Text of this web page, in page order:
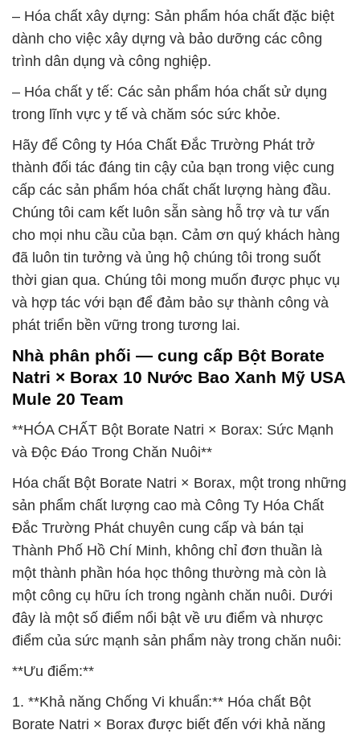
– Hóa chất xây dựng: Sản phẩm hóa chất đặc biệt
dành cho việc xây dựng và bảo dưỡng các công
trình dân dụng và công nghiệp.
– Hóa chất y tế: Các sản phẩm hóa chất sử dụng
trong lĩnh vực y tế và chăm sóc sức khỏe.
Hãy để Công ty Hóa Chất Đắc Trường Phát trở
thành đối tác đáng tin cậy của bạn trong việc cung
cấp các sản phẩm hóa chất chất lượng hàng đầu.
Chúng tôi cam kết luôn sẵn sàng hỗ trợ và tư vấn
cho mọi nhu cầu của bạn. Cảm ơn quý khách hàng
đã luôn tin tưởng và ủng hộ chúng tôi trong suốt
thời gian qua. Chúng tôi mong muốn được phục vụ
và hợp tác với bạn để đảm bảo sự thành công và
phát triển bền vững trong tương lai.
Nhà phân phối — cung cấp Bột Borate
Natri × Borax 10 Nước Bao Xanh Mỹ USA
Mule 20 Team
**HÓA CHẤT Bột Borate Natri × Borax: Sức Mạnh
và Độc Đáo Trong Chăn Nuôi**
Hóa chất Bột Borate Natri × Borax, một trong những
sản phẩm chất lượng cao mà Công Ty Hóa Chất
Đắc Trường Phát chuyên cung cấp và bán tại
Thành Phố Hồ Chí Minh, không chỉ đơn thuần là
một thành phần hóa học thông thường mà còn là
một công cụ hữu ích trong ngành chăn nuôi. Dưới
đây là một số điểm nổi bật về ưu điểm và nhược
điểm của sức mạnh sản phẩm này trong chăn nuôi:
**Ưu điểm:**
1. **Khả năng Chống Vi khuẩn:** Hóa chất Bột
Borate Natri × Borax được biết đến với khả năng